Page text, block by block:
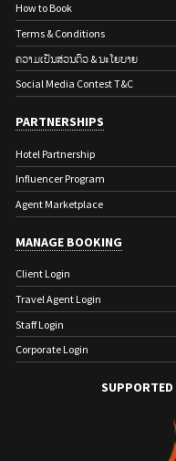
How to Book
Terms & Conditions
ຄວາມເປັນສ່ວນຕົວ & ນະໂຍບາຍ
Social Media Contest T&C
PARTNERSHIPS
Hotel Partnership
Influencer Program
Agent Marketplace
MANAGE BOOKING
Client Login
Travel Agent Login
Staff Login
Corporate Login